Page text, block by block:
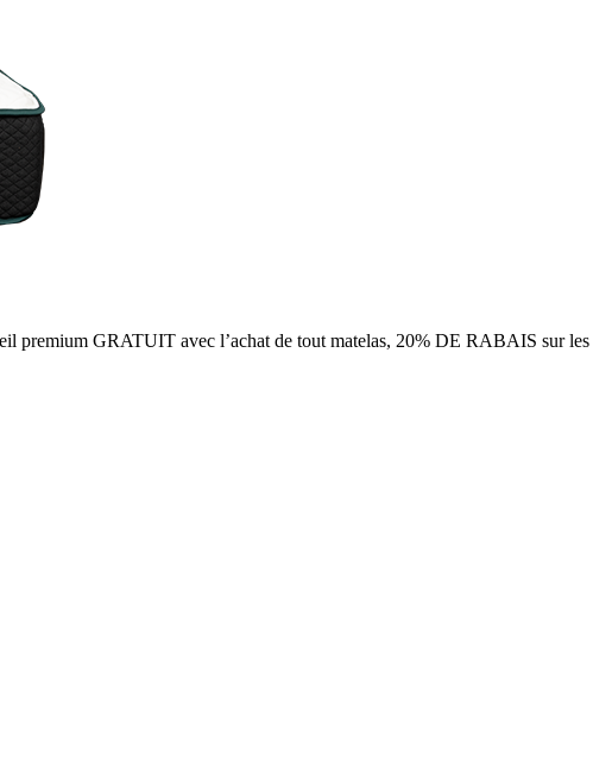
GRATUIT avec l’achat de tout matelas, 20% DE RABAIS sur les